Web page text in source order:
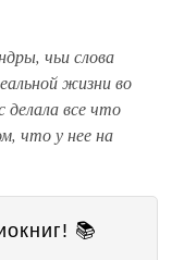
чьи слова
жизни во
делала все что
что у нее на
📚